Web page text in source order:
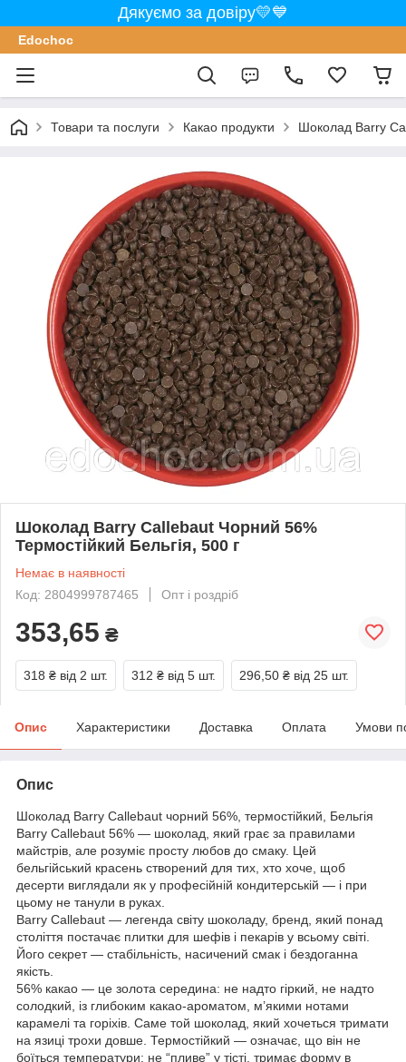
Дякуємо за довіру💛💙
Edochoс
Товари та послуги Какао продукти Шоколад Barry
Шоколад Barry Callebaut Чорний 56%
Термостійкий Бельгія, 500 г
Немає в наявності
Код: 2804999787465
Опт і роздріб
353,65 ₴
318 ₴ від 2 шт. 312 ₴ від 5 шт. 296,50 ₴ від 25 шт.
Опис Характеристики Доставка Оплата Умови
Опис
Шоколад Barry Callebaut чорний 56%, термостійкий, Бельгія
Barry Callebaut 56% — шоколад, який грає за правилами
майстрів, але розуміє просту любов до смаку. Цей
бельгійський красень створений для тих, хто хоче, щоб
десерти виглядали як у професійній кондитерській — і при
цьому не танули в руках.
Barry Callebaut — легенда світу шоколаду, бренд, який понад
століття постачає плитки для шефів і пекарів у всьому світі.
Його секрет — стабільність, насичений смак і бездоганна
якість.
56% какао — це золота середина: не надто гіркий, не надто
солодкий, із глибоким какао-ароматом, м’якими нотами
карамелі та горіхів. Саме той шоколад, який хочеться тримати
на язиці трохи довше. Термостійкий — означає, що він не
боїться температури: не “пливе” у тісті, тримає форму в